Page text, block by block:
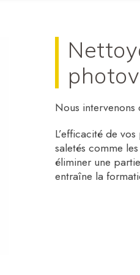
Nous
L’efficacité de
saletés comme
éliminer une
entraîne la